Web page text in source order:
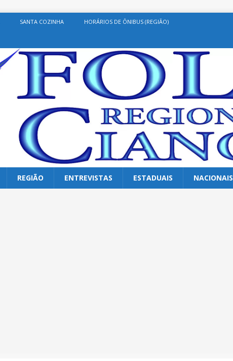
SANTA COZINHA HORÁRIOS DE ÔNIBUS (REGIÃO)
REGIÃO ENTREVISTAS ESTADUAIS NACIONAIS